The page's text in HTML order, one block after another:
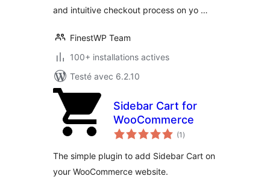
and intuitive checkout process on yo …
FinestWP Team
100+ installations actives
Testé avec 6.2.10
Sidebar Cart for
WooCommerce
(1 notes
en
)
The simple plugin to add Sidebar Cart on
your WooCommerce website.